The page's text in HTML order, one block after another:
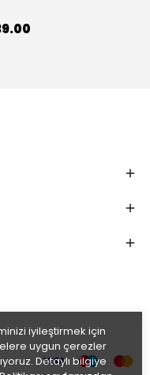
iyileştirmek için
uygun çerezler
Detaylı bilgiye